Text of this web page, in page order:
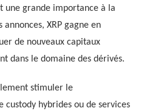
une grande importance à la
XRP gagne en
de nouveaux capitaux
dans le domaine des dérivés.
stimuler le
custody hybrides ou de services